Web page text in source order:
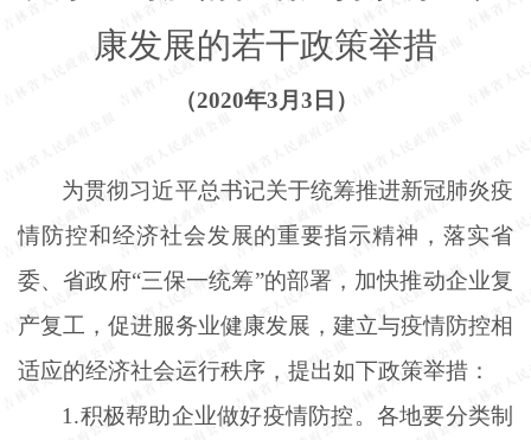
康发展的若干政策举措
（2020年3月3日）
为贯彻习近平总书记关于统筹推进新冠肺炎疫
情防控和经济社会发展的重要指示精神，落实省
委、省政府“三保一统筹”的部署，加快推动企业复
产复工，促进服务业健康发展，建立与疫情防控相
适应的经济社会运行秩序，提出如下政策举措：
1.积极帮助企业做好疫情防控。各地要分类制